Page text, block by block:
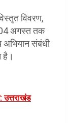
विवरण,
04 अगस्त तक
संबंधी
है।
उत्तराखंड